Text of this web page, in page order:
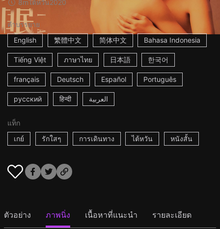
8mไต้หวัน2020
คำบรรยาย
English
繁體中文 简体中文 Bahasa Indonesia
Tiếng Việt ภาษาไทย 日本語 한국어
français Deutsch Español Português
русский हिन्दी العربية
แท็ก
เกย์
รักใสๆ การเดินทาง ไต้หวัน หนังสั้น
ตัวอย่าง ภาพนิ่ง เนื้อหาที่แนะนำ รายละเอียด